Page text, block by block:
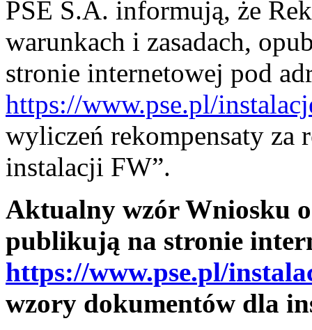
PSE S.A. informują, że
warunkach i zasadach,
stronie internetowej pod
https://www.pse.pl/
wyliczeń rekompensaty za
instalacji FW”.
Aktualny wzór Wniosku
publikują na stronie
https://www.pse.pl/
wzory dokumentów dla